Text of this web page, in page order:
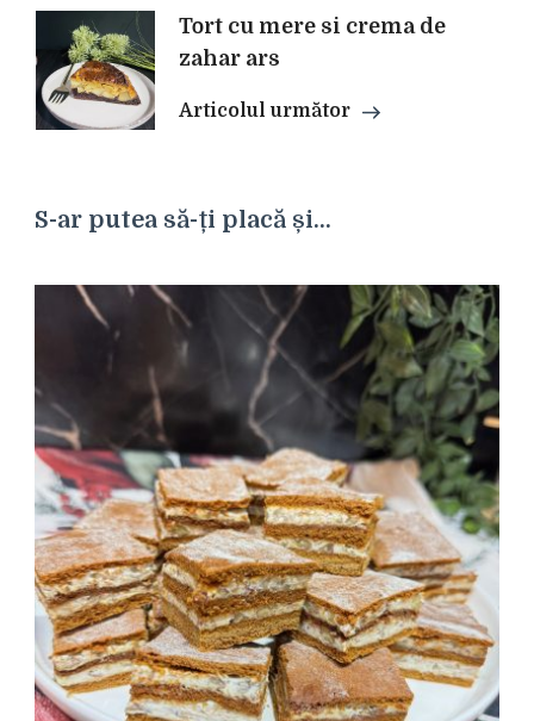
articoleTort cu mere si crema de
zahar ars
Articolul următor
S-ar putea să-ți placă și...